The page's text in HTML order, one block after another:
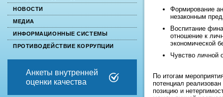
НОВОСТИ
МЕДИА
ИНФОРМАЦИОННЫЕ СИСТЕМЫ
ПРОТИВОДЕЙСТВИЕ КОРРУПЦИИ
Анкеты внутренней
оценки качества
Формирование
незаконным
Воспитание
отношение к
экономической
Чувство личной
По итогам
потенциал
позицию и